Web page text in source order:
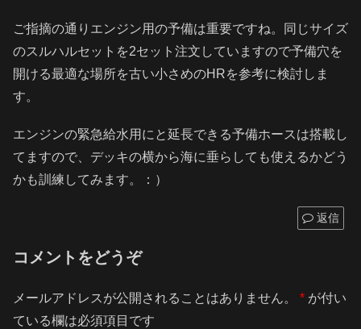
ご指摘の通りエンジン用の予備は重要ですね。同じサイズ
のスルハルセットを2セット注文していますので予備穴を
開ける最適な場所を古い小さめのHRを参考に検討しま
す。
エンジンの緊急給水用にと延長できる予備ホースは搭載し
てますので、デッキの横から海に垂らしても使えるかどう
かも訓練してみます。：）
返信
コメントをどうぞ
メールアドレスが公開されることはありません。 * が付い
ている欄は必須項目です